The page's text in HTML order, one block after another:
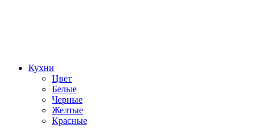
Кухни
Цвет
Белые
Черные
Желтые
Красные